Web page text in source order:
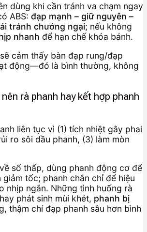
dùng khi cần tránh va chạm ngay
ABS: đạp mạnh – giữ nguyên –
tránh chướng ngại; nếu không
nhanh để hạn chế khóa bánh.
cảm thấy bàn đạp rung/đạp
động—đó là bình thường, không
rà phanh hay kết hợp phanh
liên tục vì (1) tích nhiệt gây phai
ro sôi dầu phanh, (3) làm mòn
số thấp, dùng phanh động cơ để
giảm tốc; phanh chân chỉ để hiệu
nhịp ngắn. Những tình huống rà
phát sinh mùi khét, phanh bị
thậm chí đạp phanh sâu hơn bình